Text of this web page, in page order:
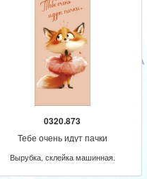
0320.873
Тебе очень идут пачки
Вырубка, склейка машинная.